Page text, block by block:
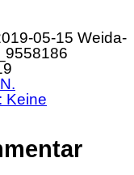
05-15 Weida-
Keine